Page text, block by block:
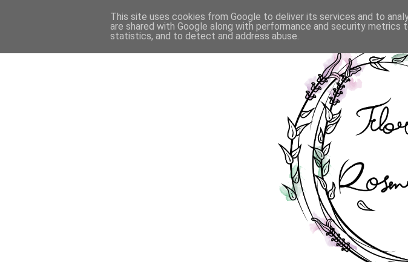
This site uses cookies from Google to deliver its services and to
are shared with Google along with performance and security metrics
statistics, and to detect and address abuse.